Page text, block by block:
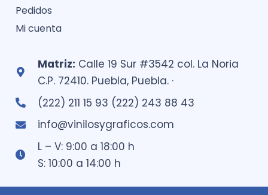
Pedidos
Mi cuenta
Matriz: Calle 19 Sur #3542 col. La Noria
C.P. 72410. Puebla, Puebla. ·
(222) 211 15 93 (222) 243 88 43
info@vinilosygraficos.com
L – V: 9:00 a 18:00 h
S: 10:00 a 14:00 h